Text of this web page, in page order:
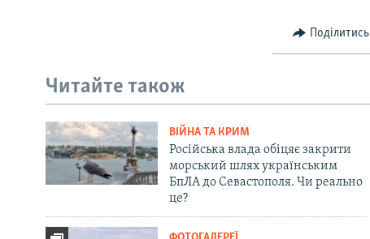
Поділитись
Читайте також
ВІЙНА ТА КРИМ
Російська влада обіцяє закрити
морський шлях українським
БпЛА до Севастополя. Чи реально
це?